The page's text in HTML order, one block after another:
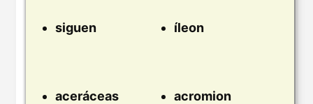
siguen íleon
aceráceas acromion